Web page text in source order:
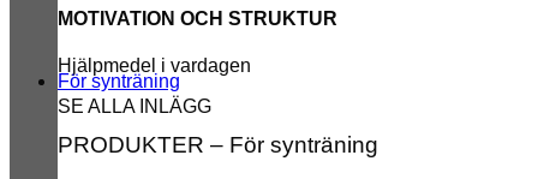
MOTIVATION OCH STRUKTUR
Hjälpmedel i vardagen
SE ALLA INLÄGG
För synträning
PRODUKTER – För synträning